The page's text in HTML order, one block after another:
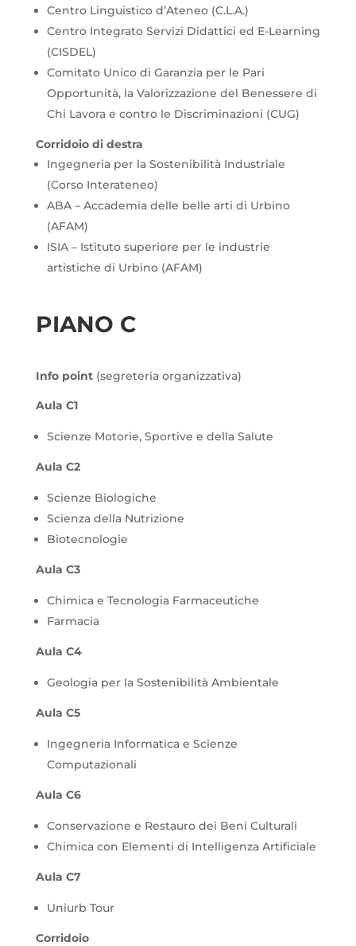
Centro Linguistico d’Ateneo (C.L.A.)
Centro Integrato Servizi Didattici ed E-Learning
(CISDEL)
Comitato Unico di Garanzia per le Pari
Opportunità, la Valorizzazione del Benessere di
Chi Lavora e contro le Discriminazioni (CUG)
Corridoio di destra
Ingegneria per la Sostenibilità Industriale
(Corso Interateneo)
ABA – Accademia delle belle arti di Urbino
(AFAM)
ISIA – Istituto superiore per le industrie
artistiche di Urbino (AFAM)
PIANO C
Info point (segreteria organizzativa)
Aula C1
Scienze Motorie, Sportive e della Salute
Aula C2
Scienze Biologiche
Scienza della Nutrizione
Biotecnologie
Aula C3
Chimica e Tecnologia Farmaceutiche
Farmacia
Aula C4
Geologia per la Sostenibilità Ambientale
Aula C5
Ingegneria Informatica e Scienze
Computazionali
Aula C6
Conservazione e Restauro dei Beni Culturali
Chimica con Elementi di Intelligenza Artificiale
Aula C7
Uniurb Tour
Corridoio